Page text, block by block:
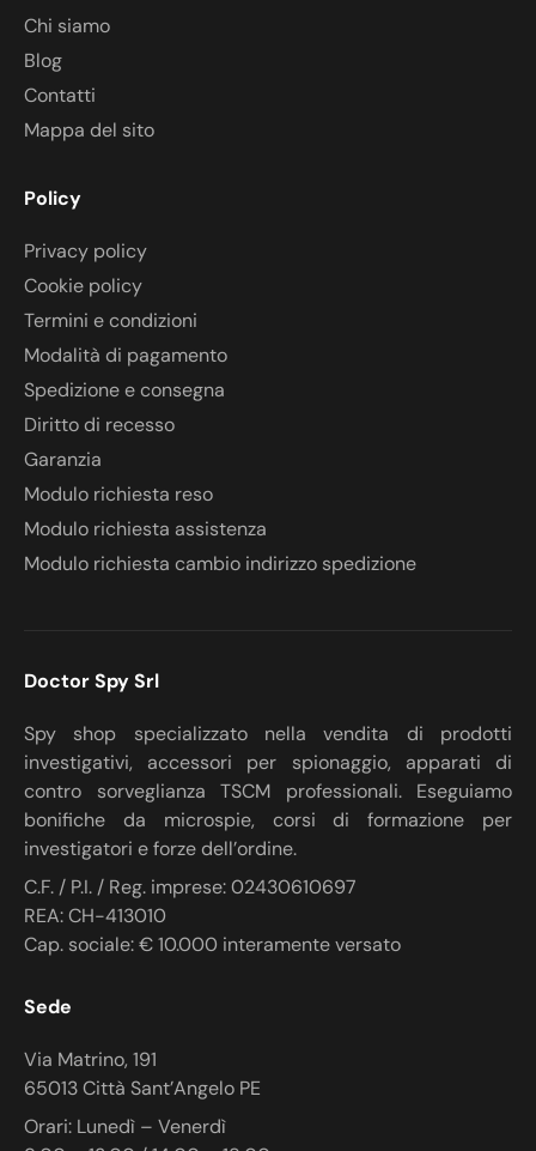
Chi siamo
Blog
Contatti
Mappa del sito
Policy
Privacy policy
Cookie policy
Termini e condizioni
Modalità di pagamento
Spedizione e consegna
Diritto di recesso
Garanzia
Modulo richiesta reso
Modulo richiesta assistenza
Modulo richiesta cambio indirizzo spedizione
Doctor Spy Srl
Spy shop specializzato nella vendita di prodotti
investigativi, accessori per spionaggio, apparati di
contro sorveglianza TSCM professionali. Eseguiamo
bonifiche da microspie, corsi di formazione per
investigatori e forze dell’ordine.
C.F. / P.I. / Reg. imprese: 02430610697
REA: CH-413010
Cap. sociale: € 10.000 interamente versato
Sede
Via Matrino, 191
65013 Città Sant’Angelo PE
Orari: Lunedì – Venerdì